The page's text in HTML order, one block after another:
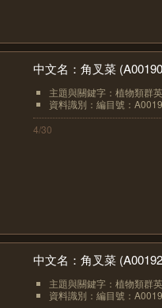
中文名：角叉菜
主題與關鍵字：植物類群
資料識別：編目號：
4/30
中文名：角叉菜
主題與關鍵字：植物類群
資料識別：編目號：